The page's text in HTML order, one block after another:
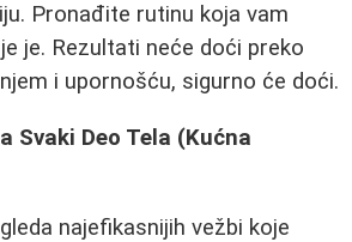
Pronađite rutinu koja vam
je. Rezultati neće doći preko
i upornošću, sigurno će doći.
Svaki Deo Tela (Kućna
najefikasnijih vežbi koje